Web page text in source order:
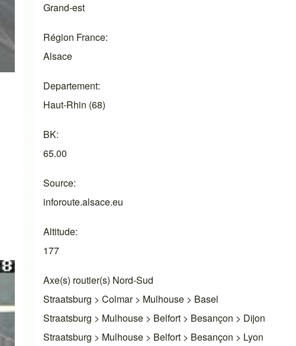
Grand-est
Région France
Alsace
Departement
Haut-Rhin (68)
BK
65.00
Source
inforoute.alsace.eu
Altitude
177
Axe(s) routier(s) Nord-Sud
Straatsburg > Colmar > Mulhouse > Basel
Straatsburg > Mulhouse > Belfort > Besançon > Dijon
Straatsburg > Mulhouse > Belfort > Besançon > Lyon